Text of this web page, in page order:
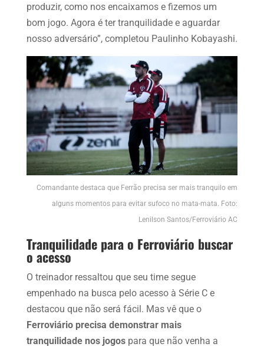
produzir, como nos encaixamos e fizemos um
bom jogo. Agora é ter tranquilidade e aguardar
nosso adversário”, completou Paulinho Kobayashi.
Comandante destaca que Ferrão precisa ser mais tranquilo em
alguns momentos para evitar sufoco no mata-mata. Foto:
Lenilson Santos/Ferroviário AC
Tranquilidade para o Ferroviário buscar
o acesso
O treinador ressaltou que seu time segue
empenhado na busca pelo acesso à Série C e
destacou que não será fácil. Mas vê que o
Ferroviário precisa demonstrar mais
tranquilidade nos jogos para que não venha a